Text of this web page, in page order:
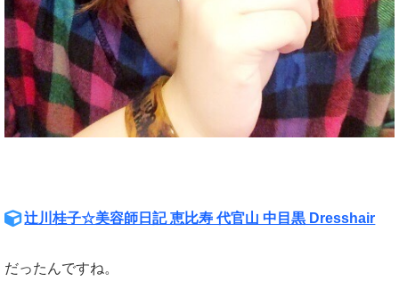
辻川桂子☆美容師日記 恵比寿 代官山 中目黒 Dresshair
だったんですね。